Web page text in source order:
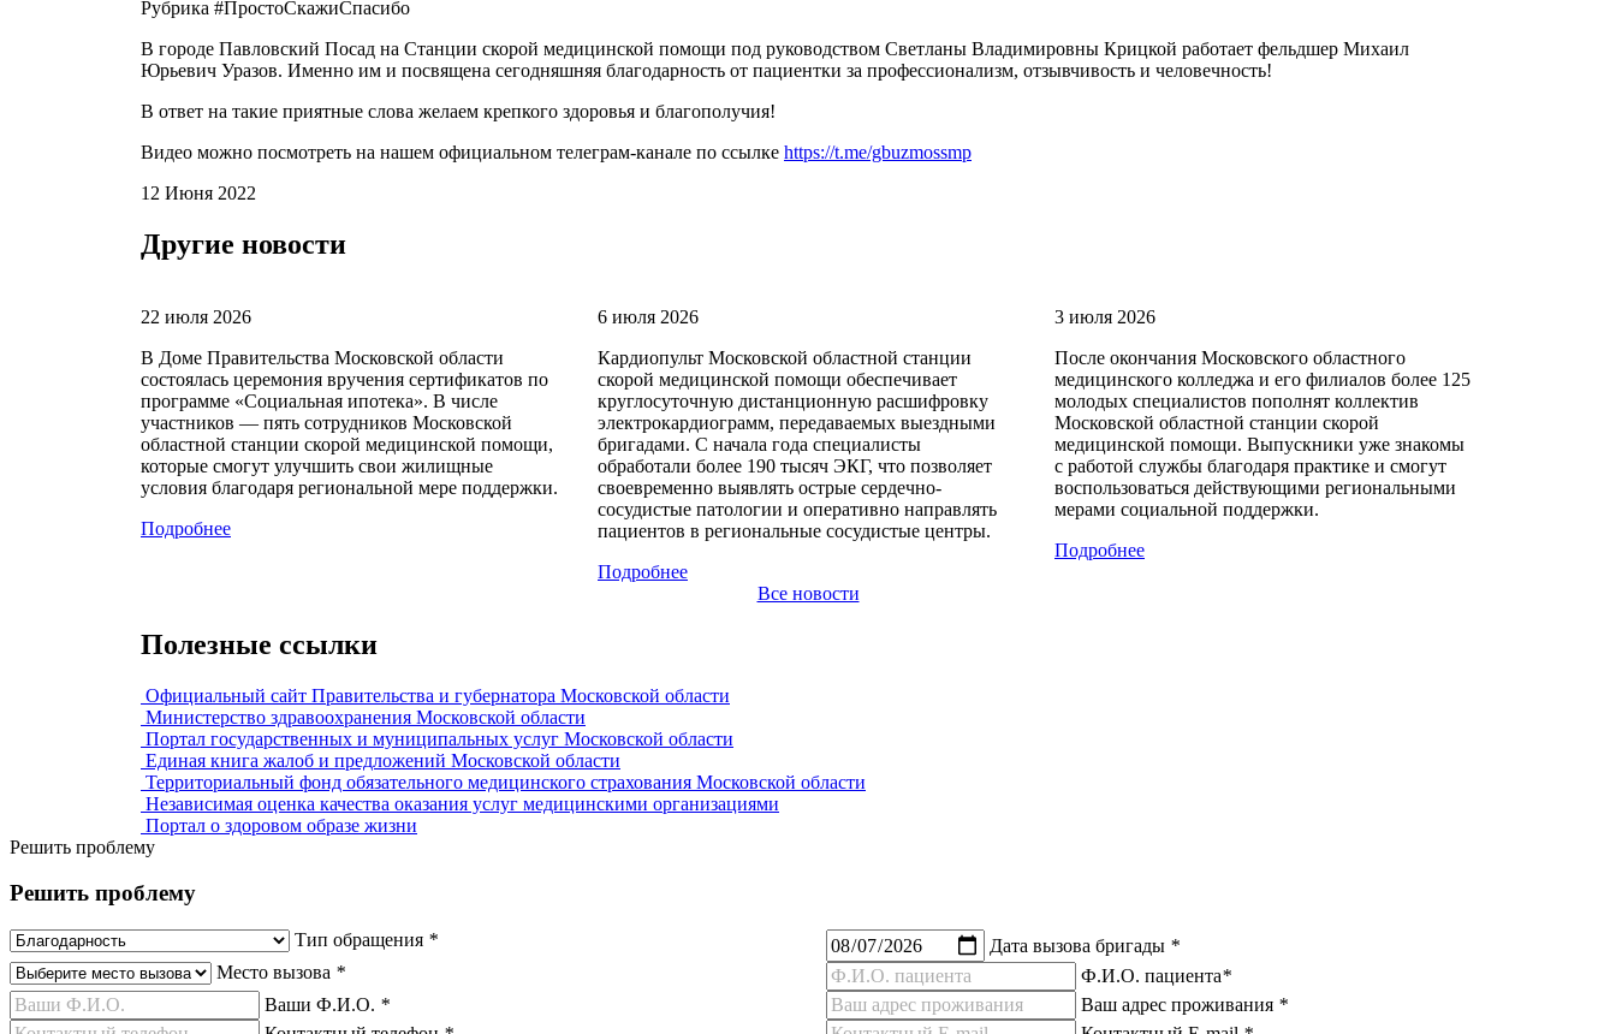
Рубрика #ПростоСкажиСпасибо
В городе Павловский Посад на Станции скорой медицинской помощи под руководством Светланы Владимировны Крицкой работает фельдшер Михаил
Юрьевич Уразов. Именно им и посвящена сегодняшняя благодарность от пациентки за профессионализм, отзывчивость и человечность!
В ответ на такие приятные слова желаем крепкого здоровья и благополучия!
Видео можно посмотреть на нашем официальном телеграм-канале по ссылке https://t.me/gbuzmossmp
12 Июня 2022
Другие новости
22 июля 2026
В Доме Правительства Московской области
состоялась церемония вручения сертификатов по
программе «Социальная ипотека». В числе
участников — пять сотрудников Московской
областной станции скорой медицинской помощи,
которые смогут улучшить свои жилищные
условия благодаря региональной мере поддержки.
Подробнее
6 июля 2026
Кардиопульт Московской областной станции
скорой медицинской помощи обеспечивает
круглосуточную дистанционную расшифровку
электрокардиограмм, передаваемых выездными
бригадами. С начала года специалисты
обработали более 190 тысяч ЭКГ, что позволяет
своевременно выявлять острые сердечно-
сосудистые патологии и оперативно направлять
пациентов в региональные сосудистые центры.
Подробнее
3 июля 2026
После окончания Московского областного
медицинского колледжа и его филиалов более 125
молодых специалистов пополнят коллектив
Московской областной станции скорой
медицинской помощи. Выпускники уже знакомы
с работой службы благодаря практике и смогут
воспользоваться действующими региональными
мерами социальной поддержки.
Подробнее
Все новости
Полезные ссылки
Официальный сайт Правительства и губернатора Московской области
Министерство здравоохранения Московской области
Портал государственных и муниципальных услуг Московской области
Единая книга жалоб и предложений Московской области
Территориальный фонд обязательного медицинского страхования Московской области
Независимая оценка качества оказания услуг медицинскими организациями
Портал о здоровом образе жизни
Решить проблему
Решить проблему
Тип обращения * Дата вызова бригады *
Место вызова * Ф.И.О. пациента*
Ваши Ф.И.О. * Ваш адрес проживания *